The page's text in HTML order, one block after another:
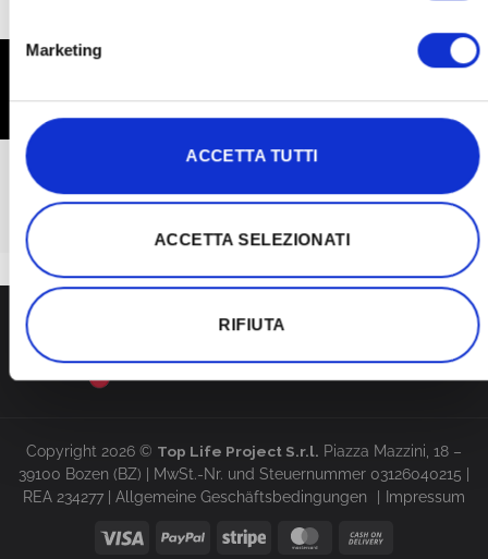
Marketing
ACCETTA TUTTI
ACCETTA SELEZIONATI
RIFIUTA
BEI FRAGEN KONTAKTIERE
BITTE
support@red-therapy.com
Copyright 2026 © Top Life Project S.r.l. Piazza Mazzini, 18 –
39100 Bozen (BZ) | MwSt.-Nr. und Steuernummer 03126040215 |
REA 234277 | Allgemeine Geschäftsbedingungen Impressum